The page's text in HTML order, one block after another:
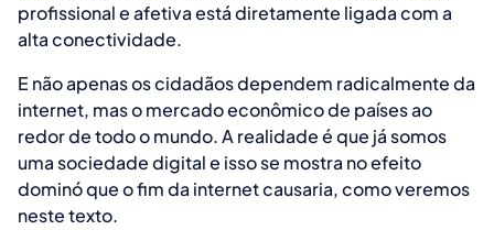
profissional e afetiva está diretamente ligada com a
alta conectividade.
E não apenas os cidadãos dependem radicalmente da
internet, mas o mercado econômico de países ao
redor de todo o mundo. A realidade é que já somos
uma sociedade digital e isso se mostra no efeito
dominó que o fim da internet causaria, como veremos
neste texto.